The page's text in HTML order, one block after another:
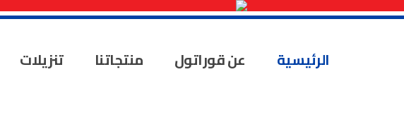
الرئيسية عن قوراتول منتجاتنا تنزيلات